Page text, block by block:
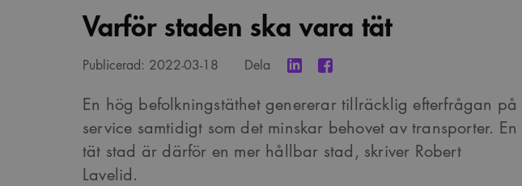
Varför staden ska vara tät
Publicerad: 2022-03-18 Dela
En hög befolkningstäthet genererar tillräcklig efterfrågan på
service samtidigt som det minskar behovet av transporter. En
tät stad är därför en mer hållbar stad, skriver Robert
Lavelid.